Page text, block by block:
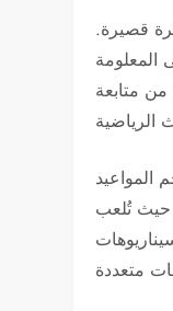
قصيرة.
المعلومة
من متابعة
المواعيد
حيث تُلعب